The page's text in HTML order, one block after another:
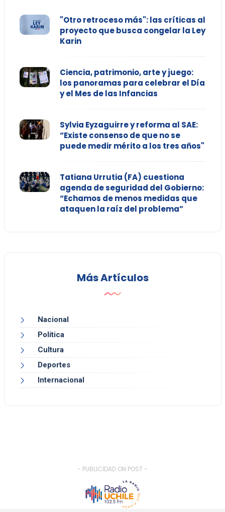
"Otro retroceso más": las críticas al
proyecto que busca congelar la Ley
Karin
Ciencia, patrimonio, arte y juego:
los panoramas para celebrar el Día
y el Mes de las Infancias
Sylvia Eyzaguirre y reforma al SAE:
“Existe consenso de que no se
puede medir mérito a los tres años"
Tatiana Urrutia (FA) cuestiona
agenda de seguridad del Gobierno:
“Echamos de menos medidas que
ataquen la raíz del problema”
Más Artículos
Nacional
Política
Cultura
Deportes
Internacional
- PUBLICIDAD ON POST -